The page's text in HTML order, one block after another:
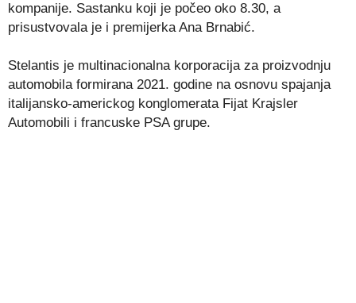
kompanije. Sastanku koji je počeo oko 8.30, a
prisustvovala je i premijerka Ana Brnabić.
Stelantis je multinacionalna korporacija za proizvodnju
automobila formirana 2021. godine na osnovu spajanja
italijansko-americkog konglomerata Fijat Krajsler
Automobili i francuske PSA grupe.